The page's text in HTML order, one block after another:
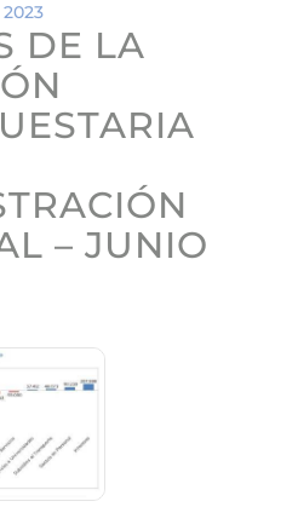
DE LA
– JUNIO